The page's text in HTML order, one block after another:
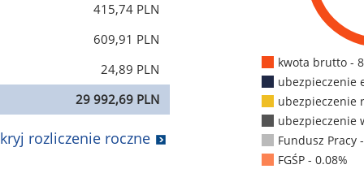
415,74 PLN
609,91 PLN
24,89 PLN
29 992,69 PLN
rozliczenie roczne
kwota brutto -
ubezpieczenie
ubezpieczenie
ubezpieczenie
Fundusz Pracy
FGŚP - 0.08%